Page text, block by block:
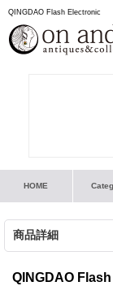
QINGDAO Flash Electronic
HOME
商品詳細
QINGDAO